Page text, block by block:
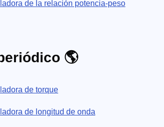
de la relación potencia-peso
🌎
de torque
de longitud de onda